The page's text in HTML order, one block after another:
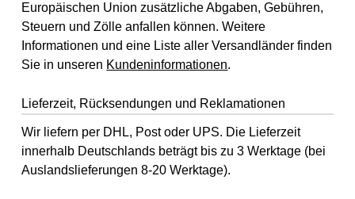
Europäischen Union zusätzliche Abgaben, Gebühren,
Steuern und Zölle anfallen können. Weitere
Informationen und eine Liste aller Versandländer finden
Sie in unseren Kundeninformationen.
Lieferzeit, Rücksendungen und Reklamationen
Wir liefern per DHL, Post oder UPS. Die Lieferzeit
innerhalb Deutschlands beträgt bis zu 3 Werktage (bei
Auslandslieferungen 8-20 Werktage).